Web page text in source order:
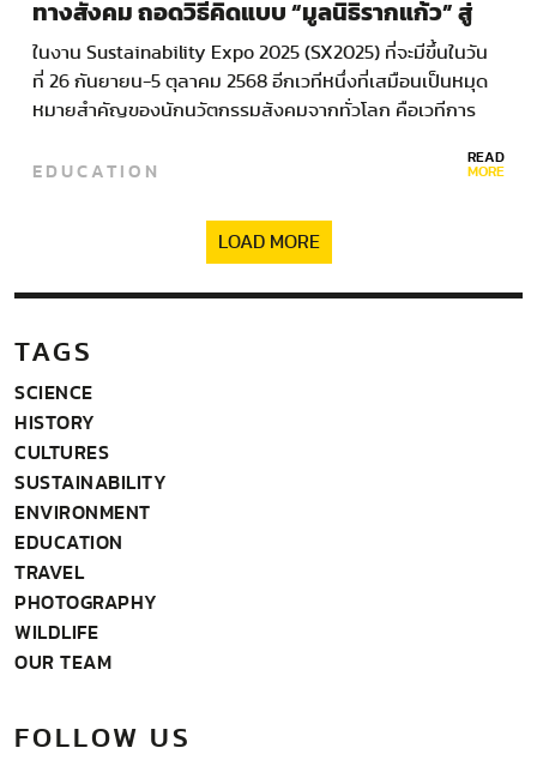
ทางสังคม ถอดวิธีคิดแบบ “มูลนิธิรากแก้ว” สู่
การแข่งขัน Enactus World Cup 2025
ในงาน Sustainability Expo 2025 (SX2025) ที่จะมีขึ้นในวัน
ที่ 26 กันยายน-5 ตุลาคม 2568 อีกเวทีหนึ่งที่เสมือนเป็นหมุด
หมายสำคัญของนักนวัตกรรมสังคมจากทั่วโลก คือเวทีการ
EDUCATION READ
MORE
LOAD MORE
TAGS
SCIENCE
HISTORY
CULTURES
SUSTAINABILITY
ENVIRONMENT
EDUCATION
TRAVEL
PHOTOGRAPHY
WILDLIFE
OUR TEAM
FOLLOW US